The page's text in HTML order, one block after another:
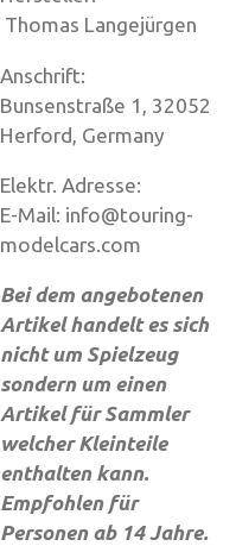
Thomas Langejürgen
Anschrift:
Bunsenstraße 1, 32052
Herford, Germany
Elektr. Adresse:
E-Mail: info@touring-
modelcars.com
Bei dem angebotenen
Artikel handelt es sich
nicht um Spielzeug
sondern um einen
Artikel für Sammler
welcher Kleinteile
enthalten kann.
Empfohlen für
Personen ab 14 Jahre.